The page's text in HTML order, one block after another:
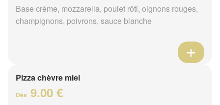
Base crème, mozzarella, poulet rôti, oignons rouges,
champignons, poivrons, sauce blanche
Pizza chèvre miel
Dès 9.00 €